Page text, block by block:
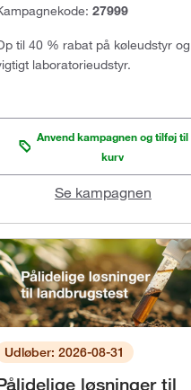
27999
til 40 % rabat på køleudstyr og
laboratorieudstyr.
Anvend kampagnen og tilføj til
kurv
Se kampagnen
Udløber: 2026-08-31
løsninger til